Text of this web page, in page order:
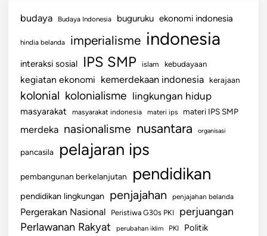
budaya Budaya Indonesia buguruku ekonomi indonesia
hindia belanda imperialisme indonesia
interaksi sosial IPS SMP islam kebudayaan
kegiatan ekonomi kemerdekaan indonesia kerajaan
kolonial kolonialisme lingkungan hidup
masyarakat masyarakat indonesia materi ips materi IPS SMP
merdeka nasionalisme nusantara organisasi
pancasila pelajaran ips
pembangunan berkelanjutan pendidikan
pendidikan lingkungan penjajahan penjajahan belanda
Pergerakan Nasional Peristiwa G30s PKI perjuangan
Perlawanan Rakyat perubahan iklim PKI Politik